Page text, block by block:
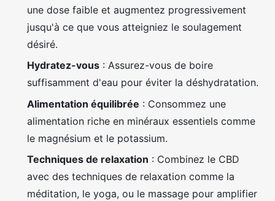
une dose faible et augmentez progressivement
jusqu'à ce que vous atteigniez le soulagement
désiré.
Hydratez-vous : Assurez-vous de boire
suffisamment d'eau pour éviter la déshydratation.
Alimentation équilibrée : Consommez une
alimentation riche en minéraux essentiels comme
le magnésium et le potassium.
Techniques de relaxation : Combinez le CBD
avec des techniques de relaxation comme la
méditation, le yoga, ou le massage pour amplifier